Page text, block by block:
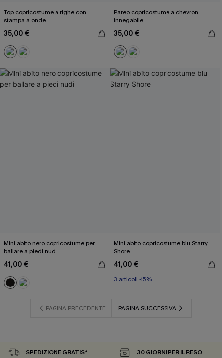
Top copricostume a righe con
stampa a onde
35,00 €
Pareo copricostume a chevron
innegabile
35,00 €
Mini abito nero copricostume per
ballare a piedi nudi
41,00 €
Mini abito copricostume blu Starry
Shore
41,00 €
3 articoli -15%
PAGINA PRECEDENTE PAGINA SUCCESSIVA
SPEDIZIONE GRATIS* 30 GIORNI PER IL RESO